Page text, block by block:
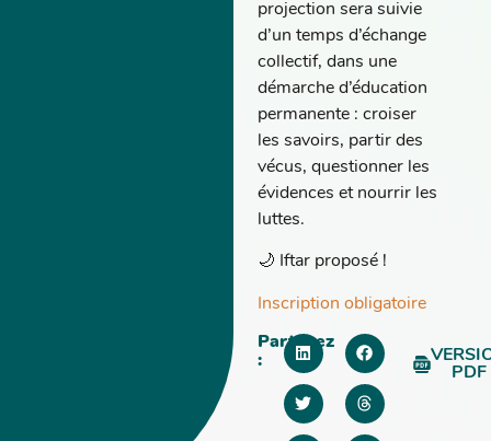
projection sera suivie
d’un temps d’échange
collectif, dans une
démarche d’éducation
permanente : croiser
les savoirs, partir des
vécus, questionner les
évidences et nourrir les
luttes.
🌙 Iftar proposé !
Inscription obligatoire
Partagez
:
PDF